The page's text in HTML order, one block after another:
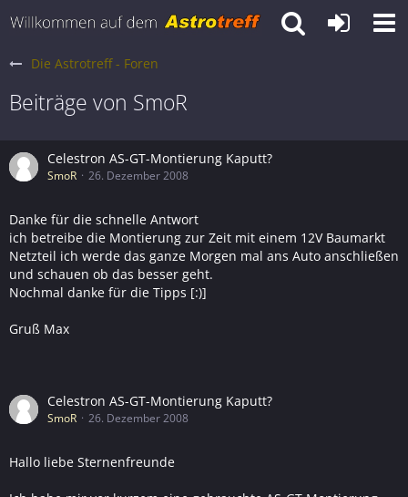
Die Astrotreff - Foren
Beiträge von SmoR
Celestron AS-GT-Montierung Kaputt?
SmoR 26. Dezember 2008
Danke für die schnelle Antwort
ich betreibe die Montierung zur Zeit mit einem 12V Baumarkt
Netzteil ich werde das ganze Morgen mal ans Auto anschließen
und schauen ob das besser geht.
Nochmal danke für die Tipps [:)]
Gruß Max
Celestron AS-GT-Montierung Kaputt?
SmoR 26. Dezember 2008
Hallo liebe Sternenfreunde